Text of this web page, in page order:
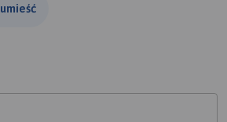
umieść